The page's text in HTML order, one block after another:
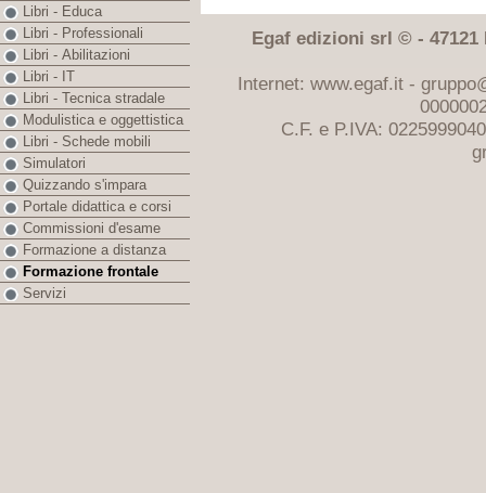
Egaf edizioni srl © - 47121
Internet: www.egaf.it -
C.F. e P.IVA:
Libri - Educa
Libri - Professionali
Libri - Abilitazioni
Libri - IT
Libri - Tecnica stradale
Modulistica e oggettistica
Libri - Schede mobili
Simulatori
Quizzando s'impara
Portale didattica e corsi
Commissioni d'esame
Formazione a distanza
Formazione frontale
Servizi